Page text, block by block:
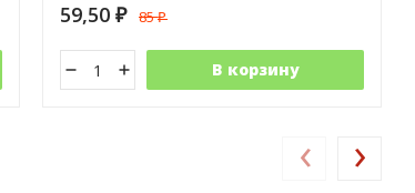
59,50 ₽ 85₽
В корзину
‹ ›